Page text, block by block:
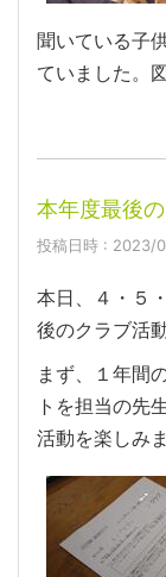
聞いている子
ていました。
本年度最後
投稿日時 : 2023/
本日、４・５
後のクラブ活
まず、１年間
トを担当の先
活動を楽しみ